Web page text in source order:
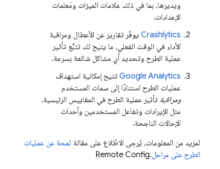
ويديرها، بما في ذلك علامات الميزات ومَعلمات
الإعدادات.
Crashlytics يوفّر تقارير عن الأعطال ومراقبة
الأداء في الوقت الفعلي، ما يتيح لك تتبُّع تأثير
عملية الطرح وتحديد أي مشاكل شائعة بسرعة.
Google Analytics تتيح إمكانية استهداف
عمليات الطرح استنادًا إلى سمات المستخدم
ومراقبة تأثير عملية الطرح في المقاييس الرئيسية،
مثل الإيرادات وتفاعل المستخدمين وأحداث
الإحالات الناجحة.
لمزيد من المعلومات، يُرجى الاطّلاع على مقالة لمحة عن عمليات
الطرح على مراحل.
Remote Config